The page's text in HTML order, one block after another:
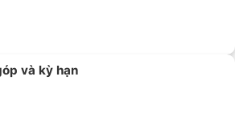
đến 500.000đ, trả góp 0%, 0 phí lên đến 6
thanh toán qua Homepaylater - (
và kỳ hạn